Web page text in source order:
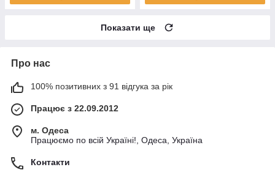
Показати ще
Про нас
100% позитивних з 91 відгука за рік
Працює з 22.09.2012
м. Одеса
Працюємо по всій Україні!, Одеса, Україна
Контакти